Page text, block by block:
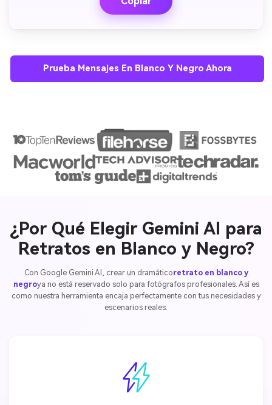
Prueba Mensajes En Blanco Y Negro Ahora
¿Por Qué Elegir Gemini AI para
Retratos en Blanco y Negro?
Con Google Gemini AI, crear un dramáticoretrato en blanco y
negroya no está reservado solo para fotógrafos profesionales. Así es
como nuestra herramienta encaja perfectamente con tus necesidades y
escenarios reales.